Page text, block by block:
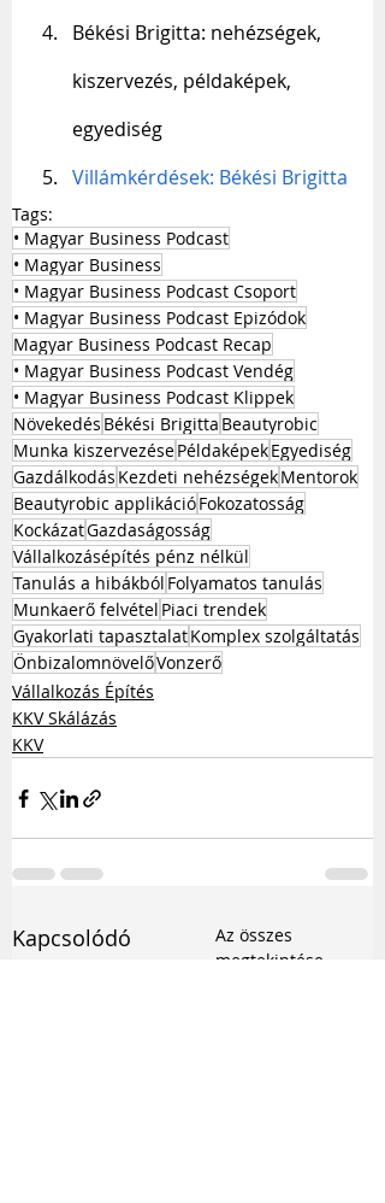
Békési Brigitta: nehézségek,
kiszervezés, példaképek,
egyediség
Villámkérdések: Békési Brigitta
Tags:
• Magyar Business Podcast
• Magyar Business
• Magyar Business Podcast Csoport
• Magyar Business Podcast Epizódok
Magyar Business Podcast Recap
• Magyar Business Podcast Vendég
• Magyar Business Podcast Klippek
Növekedés Békési Brigitta Beautyrobic
Munka kiszervezésePéldaképekEgyediség
Gazdálkodás Kezdeti nehézségekMentorok
Beautyrobic applikációFokozatosság
KockázatGazdaságosság
Vállalkozásépítés pénz nélkül
Tanulás a hibákból Folyamatos tanulás
Munkaerő felvétel Piaci trendek
Gyakorlati tapasztalatKomplex szolgáltatás
ÖnbizalomnövelőVonzerő
Vállalkozás Építés
KKV Skálázás
KKV
Kapcsolódó
Az összes
megtekintése